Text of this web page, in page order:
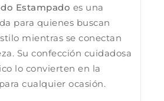
Estampado es una
para quienes buscan
mientras se conectan
Su confección cuidadosa
lo convierten en la
cualquier ocasión.